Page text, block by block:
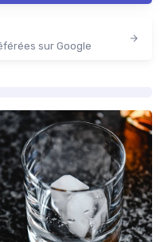
sur Google